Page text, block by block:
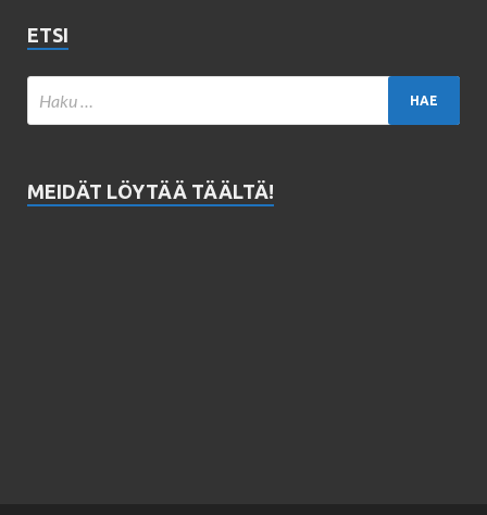
ETSI
MEIDÄT LÖYTÄÄ TÄÄLTÄ!